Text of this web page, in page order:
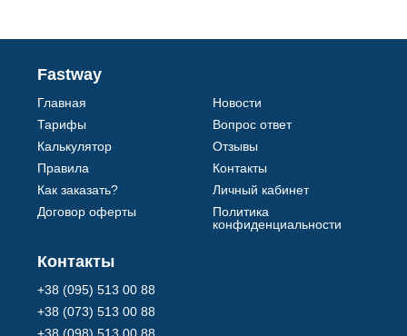
Fastway
Главная
Тарифы
Калькулятор
Правила
Как заказать?
Договор оферты
Новости
Вопрос ответ
Отзывы
Контакты
Личный кабинет
Политика
конфиденциальности
Контакты
+38 (095) 513 00 88
+38 (073) 513 00 88